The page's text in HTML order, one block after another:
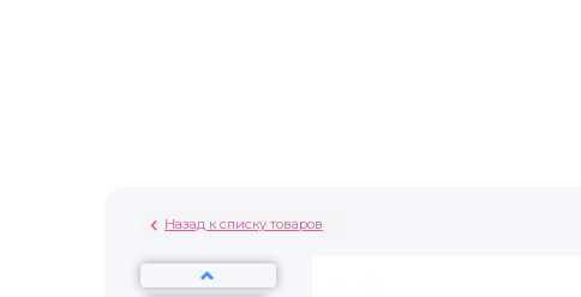
Назад к списку товаров